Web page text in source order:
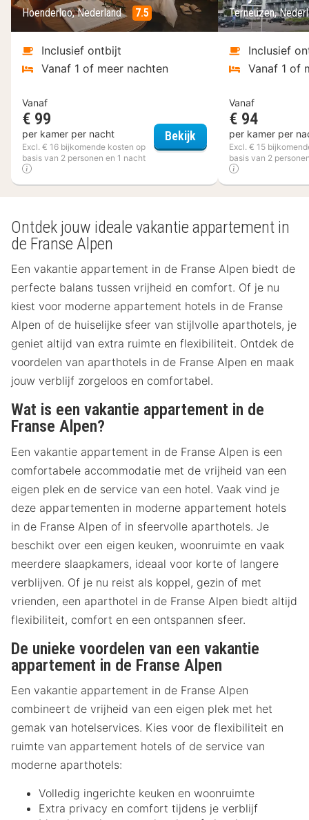
Hoenderloo, Nederland 7.5
Inclusief ontbijt
Vanaf 1 of meer nachten
Vanaf
€ 99
per kamer per nacht
Excl. € 16 bijkomende kosten op
basis van 2 personen en 1 nacht
Bekijk Fletcher Hotel-
Terneuzen,
Inclusief
Vanaf 1 of
Vanaf
€ 94
per kamer per
Excl. € 15
basis van 2
Ontdek jouw ideale vakantie appartement in
de Franse Alpen
Een vakantie appartement in de Franse Alpen biedt de
perfecte balans tussen vrijheid en comfort. Of je nu
kiest voor moderne appartement hotels in de Franse
Alpen of de huiselijke sfeer van stijlvolle aparthotels, je
geniet altijd van extra ruimte en flexibiliteit. Ontdek de
voordelen van aparthotels in de Franse Alpen en maak
jouw verblijf zorgeloos en comfortabel.
Wat is een vakantie appartement in de
Franse Alpen?
Een vakantie appartement in de Franse Alpen is een
comfortabele accommodatie met de vrijheid van een
eigen plek en de service van een hotel. Vaak vind je
deze appartementen in moderne appartement hotels
in de Franse Alpen of in sfeervolle aparthotels. Je
beschikt over een eigen keuken, woonruimte en vaak
meerdere slaapkamers, ideaal voor korte of langere
verblijven. Of je nu reist als koppel, gezin of met
vrienden, een aparthotel in de Franse Alpen biedt altijd
flexibiliteit, comfort en een ontspannen sfeer.
De unieke voordelen van een vakantie
appartement in de Franse Alpen
Een vakantie appartement in de Franse Alpen
combineert de vrijheid van een eigen plek met het
gemak van hotelservices. Kies voor de flexibiliteit en
ruimte van appartement hotels of de service van
moderne aparthotels:
Volledig ingerichte keuken en woonruimte
Extra privacy en comfort tijdens je verblijf